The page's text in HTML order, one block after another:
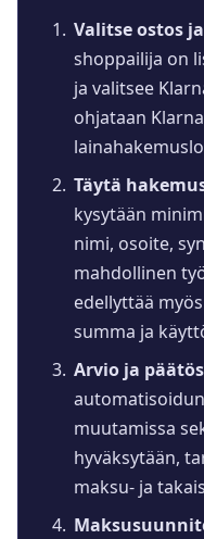
Valitse ostos
shoppailija on
ja valitsee
ohjataan
Täytä
kysytään
nimi, osoite,
mahdollinen
edellyttää
summa ja
Arvio ja
muutamissa
hyväksytään,
maksu- ja